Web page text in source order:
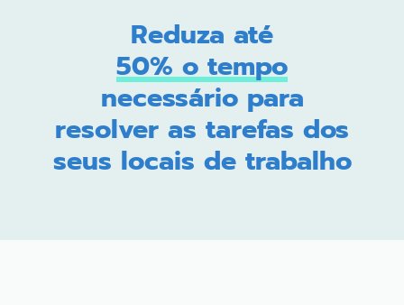
Reduza até
50% o tempo
necessário para
resolver as tarefas dos
seus locais de trabalho